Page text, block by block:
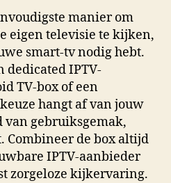
manier om
eigen televisie te kijken,
smart-tv nodig hebt.
dedicated IPTV-
TV-box of een
hangt af van jouw
van gebruiksgemak,
de box altijd
IPTV-aanbieder
zorgeloze kijkervaring.